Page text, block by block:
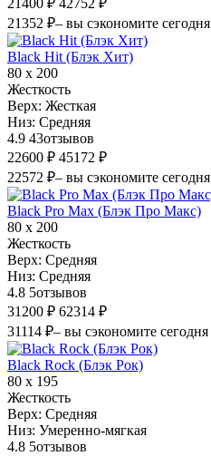
21352 ₽– вы сэкономите сегодня
Black Hit (Блэк Хит)
80 х 200
Жесткость
Верх: Жесткая
Низ: Средняя
4.9 43отзывов
22600 ₽ 45172 ₽
22572 ₽– вы сэкономите сегодня
Black Pro Max (Блэк Про Макс)
80 х 200
Жесткость
Верх: Средняя
Низ: Средняя
4.8 5отзывов
31200 ₽ 62314 ₽
31114 ₽– вы сэкономите сегодня
Black Rock (Блэк Рок)
80 х 195
Жесткость
Верх: Средняя
Низ: Умеренно-мягкая
4.8 5отзывов